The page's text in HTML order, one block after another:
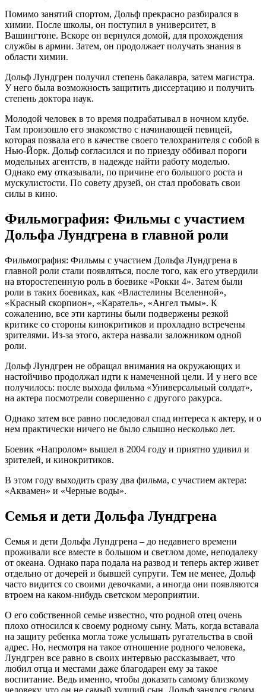
Помимо занятий спортом, Дольф прекрасно разбирался в
химии. После школы, он поступил в университет, в
Вашингтоне. Вскоре он вернулся домой, для прохождения
службы в армии. Затем, он продолжает получать знания в
области химии.
Дольф Лундгрен получил степень бакалавра, затем магистра.
У него была возможность защитить диссертацию и получить
степень доктора наук.
Молодой человек в то время подрабатывал в ночном клубе.
Там произошло его знакомство с начинающей певицей,
которая позвала его в качестве своего телохранителя с собой в
Нью-Йорк. Дольф согласился и по приезду оббивал пороги
модельных агентств, в надежде найти работу моделью.
Однако ему отказывали, по причине его большого роста и
мускулистости. По совету друзей, он стал пробовать свои
силы в кино.
Фильмография: Фильмы с участием
Дольфа Лундгрена в главной роли
Фильмография: Фильмы с участием Дольфа Лундгрена в
главной роли стали появляться, после того, как его утвердили
на второстепенную роль в боевике «Рокки 4». Затем были
роли в таких боевиках, как «Властелины Вселенной»,
«Красный скорпион», «Каратель», «Ангел тьмы». К
сожалению, все эти картины были подвержены резкой
критике со стороны кинокритиков и прохладно встречены
зрителями. Из-за этого, актера назвали заложником одной
роли.
Дольф Лундгрен не обращал внимания на окружающих и
настойчиво продолжал идти к намеченной цели. И у него все
получилось: после выхода фильма «Универсальный солдат»,
на актера посмотрели совершенно с другого ракурса.
Однако затем все равно последовал спад интереса к актеру, и о
нем практически ничего не было слышно несколько лет.
Боевик «Напролом» вышел в 2004 году и приятно удивил и
зрителей, и кинокритиков.
В этом году выходить сразу два фильма, с участием актера:
«Аквамен» и «Черные воды».
Семья и дети Дольфа Лундгрена
Семья и дети Дольфа Лундгрена – до недавнего времени
проживали все вместе в большом и светлом доме, неподалеку
от океана. Однако пара подала на развод и теперь актер живет
отдельно от дочерей и бывшей супруги. Тем не менее, Дольф
часто видится со своими девочками, а иногда они появляются
втроем на каком-нибудь светском мероприятии.
О его собственной семье известно, что родной отец очень
плохо относился к своему родному сыну. Мать, когда вставала
на защиту ребенка могла тоже услышать ругательства в свой
адрес. Но, несмотря на такое отношение родного человека,
Лундгрен все равно в своих интервью рассказывает, что
любил отца и местами даже благодарен ему за такое
воспитание. Ведь именно, чтобы доказать самому близкому
человеку, что он не самый худший сын, Дольф занялся своим